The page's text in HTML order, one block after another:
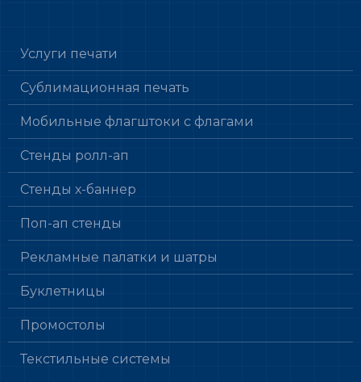
Услуги печати
Сублимационная печать
Мобильные флагштоки с флагами
Стенды ролл-ап
Стенды х-баннер
Поп-ап стенды
Рекламные палатки и шатры
Буклетницы
Промостолы
Текстильные системы